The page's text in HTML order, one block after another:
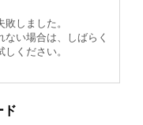
しました。
い場合は、しばらく
ください。
ド